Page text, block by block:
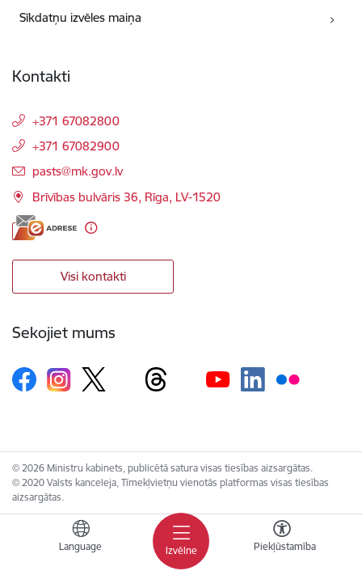
Izvēlne
Language Piekļūstamība
Sīkdatņu izvēles maiņa
Kontakti
+371 67082800
+371 67082900
E-pasts:
pasts@mk.gov.lv
Brīvības bulvāris 36, Rīga, LV-1520
Visi kontakti
Sekojiet mums
© 2026 Ministru kabinets, publicētā satura visas tiesības aizsargātas.
© 2020 Valsts kanceleja, Tīmekļvietņu vienotās platformas visas tiesības
aizsargātas.